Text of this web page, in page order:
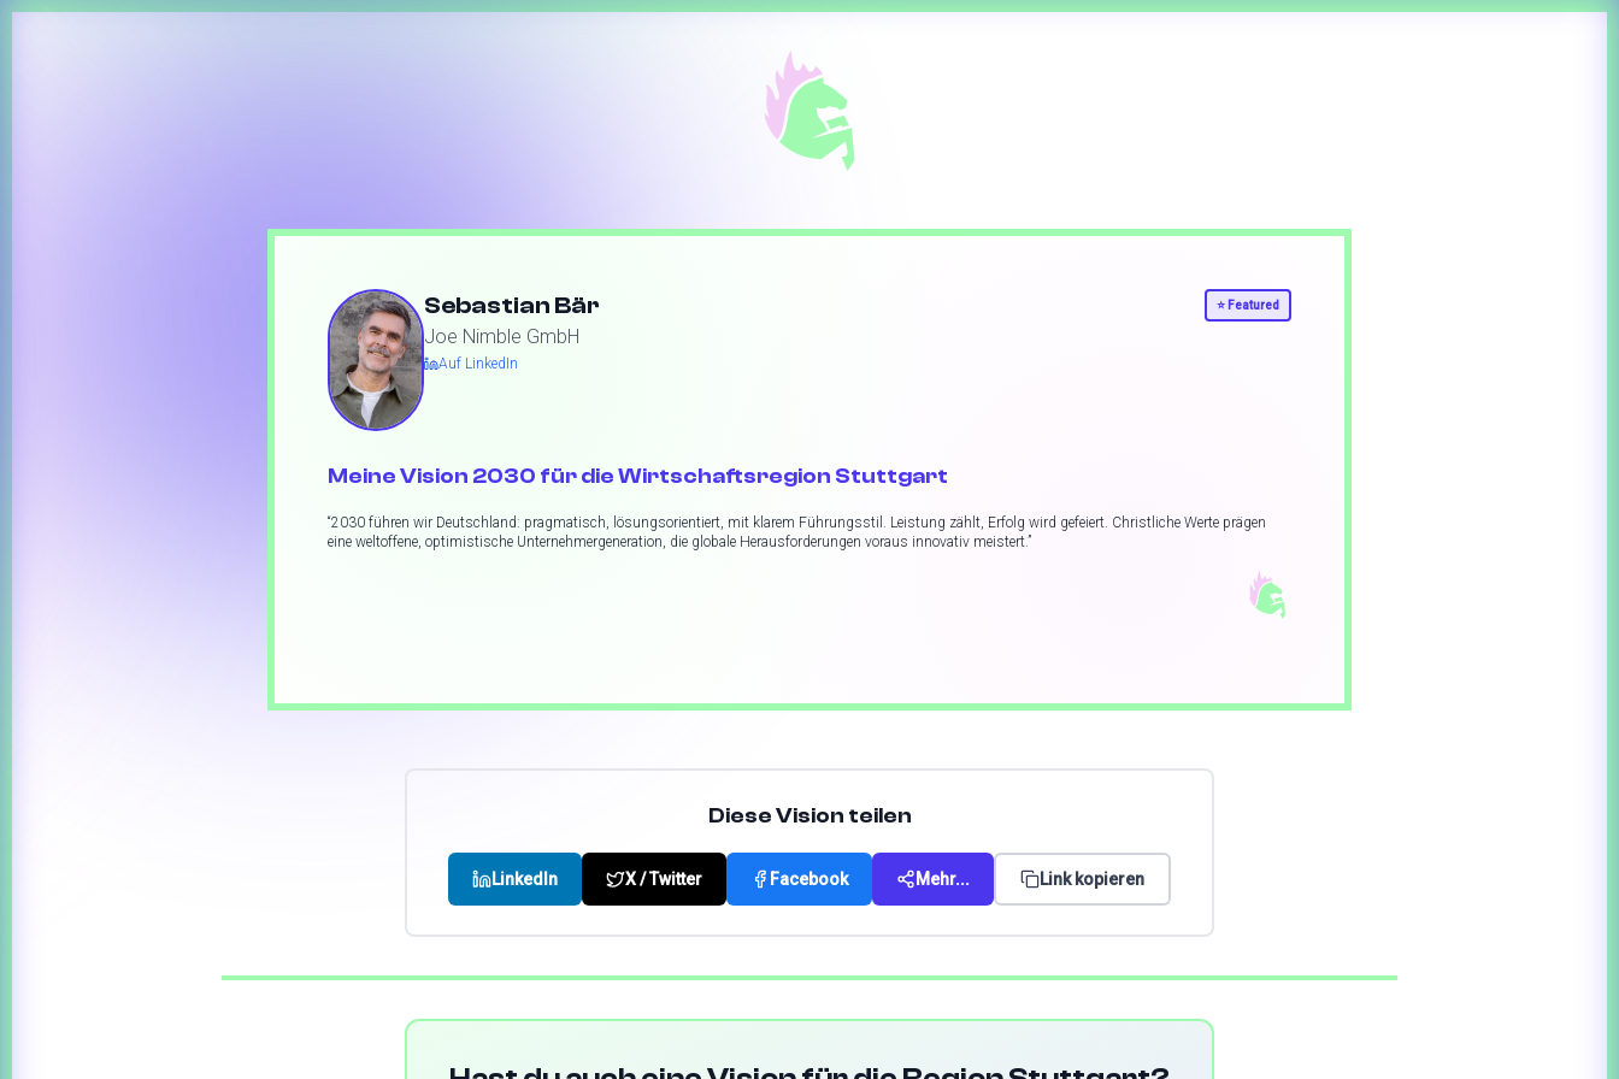
Sebastian Bär
Joe Nimble GmbH
Auf LinkedIn
⭐ Featured
Meine Vision 2030 für die Wirtschaftsregion Stuttgart
“2030 führen wir Deutschland: pragmatisch, lösungsorientiert, mit klarem Führungsstil. Leistung zählt, Erfolg wird gefeiert. Christliche Werte prägen
eine weltoffene, optimistische Unternehmergeneration, die globale Herausforderungen voraus innovativ meistert.”
Diese Vision teilen
LinkedIn X / Twitter Facebook Mehr... Link kopieren